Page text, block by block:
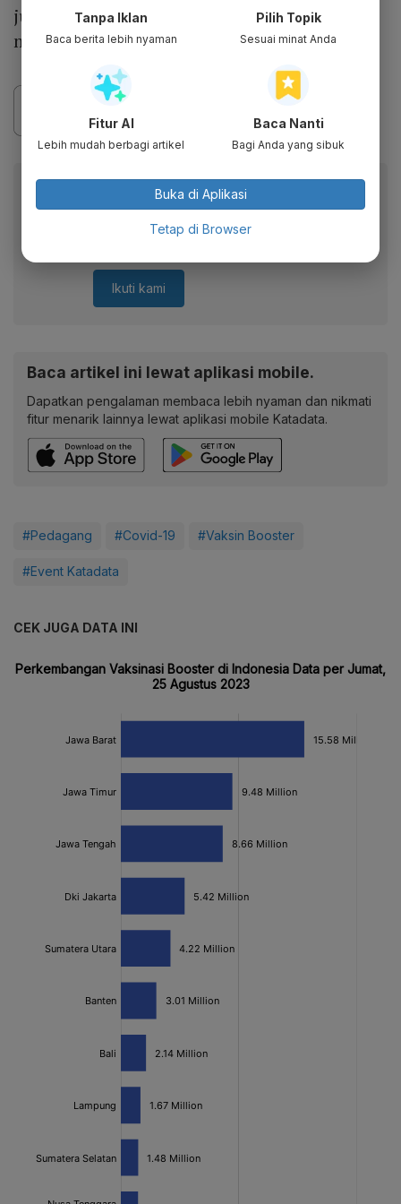
jumlah itu baru 45% atau 10 juta yang
mendapat dosis lengkap.
Berita Katadata.co.id di WhatsApp
Anda
Dapatkan akses cepat ke berita terkini dan data
Ikuti kami
Baca artikel ini lewat aplikasi mobile.
Dapatkan pengalaman membaca lebih nyaman dan nikmati
fitur menarik lainnya lewat aplikasi mobile Katadata.
#Pedagang #Covid-19 #Vaksin Booster
#Event Katadata
CEK JUGA DATA INI
Tanpa Iklan
Baca berita lebih nyaman
Pilih Topik
Sesuai minat Anda
Fitur AI
Lebih mudah berbagi artikel
Baca Nanti
Bagi Anda yang sibuk
Buka di Aplikasi
Tetap di Browser